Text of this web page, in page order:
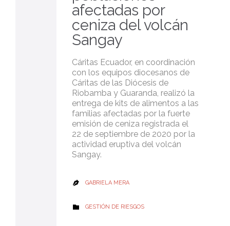
afectadas por
ceniza del volcán
Sangay
Cáritas Ecuador, en coordinación
con los equipos diocesanos de
Cáritas de las Diócesis de
Riobamba y Guaranda, realizó la
entrega de kits de alimentos a las
familias afectadas por la fuerte
emisión de ceniza registrada el
22 de septiembre de 2020 por la
actividad eruptiva del volcán
Sangay.
 GABRIELA MERA
 CATEGORY
GESTIÓN DE RIESGOS